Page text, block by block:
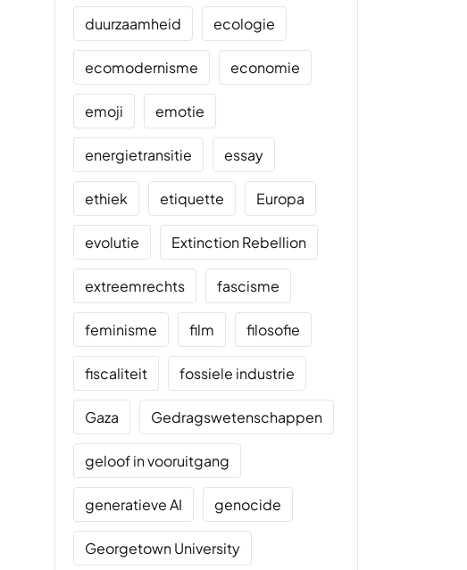
duurzaamheid ecologie
ecomodernisme economie
emoji emotie
energietransitie essay
ethiek etiquette Europa
evolutie Extinction Rebellion
extreemrechts fascisme
feminisme film filosofie
fiscaliteit fossiele industrie
Gaza Gedragswetenschappen
geloof in vooruitgang
generatieve AI genocide
Georgetown University